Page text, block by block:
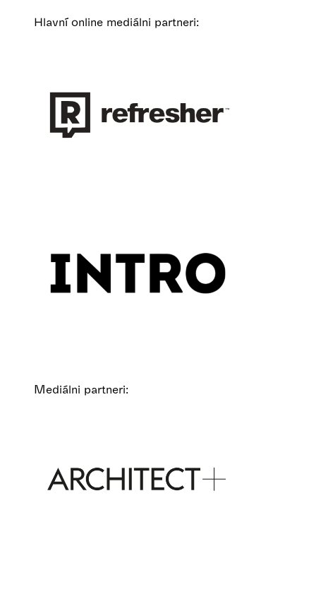
Hlavní online mediálni partneri:
Mediálni partneri: